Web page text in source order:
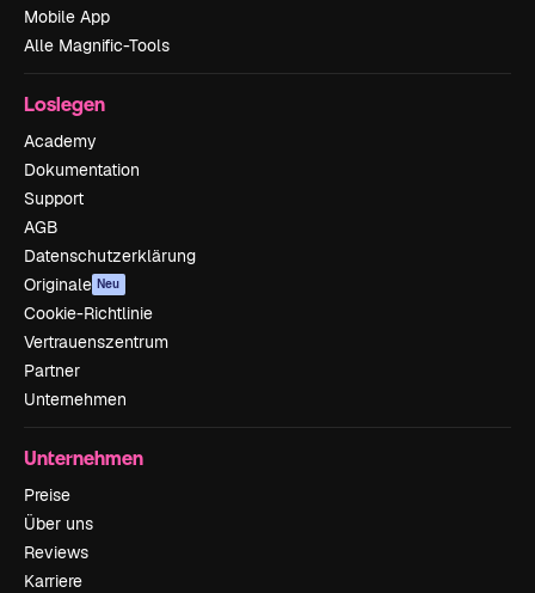
Mobile App
Alle Magnific-Tools
Loslegen
Academy
Dokumentation
Support
AGB
Datenschutzerklärung
Originale Neu
Cookie-Richtlinie
Vertrauenszentrum
Partner
Unternehmen
Unternehmen
Preise
Über uns
Reviews
Karriere